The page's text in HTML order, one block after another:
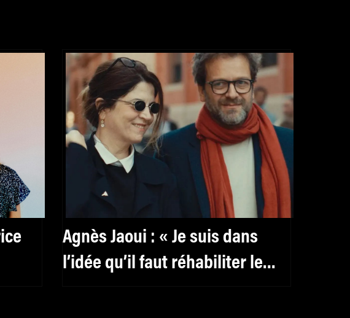
Agnès Jaoui : « Je suis dans
l’idée qu’il faut réhabiliter le